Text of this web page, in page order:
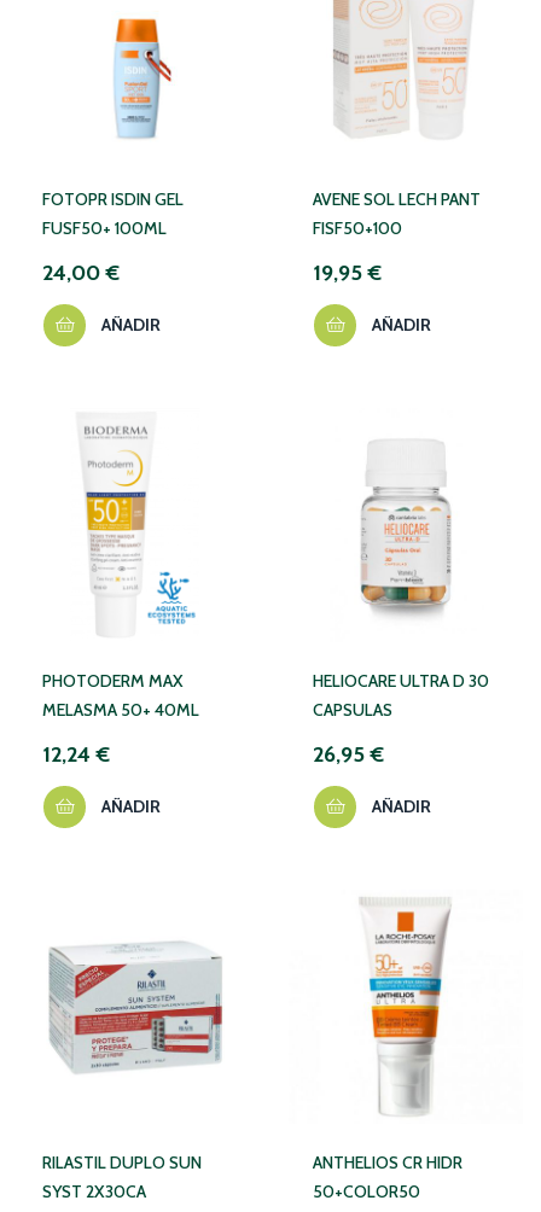
FOTOPR ISDIN GEL
FUSF50+ 100ML
24,00 €
AÑADIR
AVENE SOL LECH PANT
FISF50+100
19,95 €
AÑADIR
PHOTODERM MAX
MELASMA 50+ 40ML
12,24 €
AÑADIR
HELIOCARE ULTRA D 30
CAPSULAS
26,95 €
AÑADIR
RILASTIL DUPLO SUN
SYST 2X30CA
ANTHELIOS CR HIDR
50+COLOR50